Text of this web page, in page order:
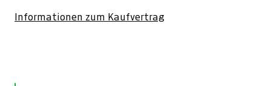
Informationen zum Kaufvertrag